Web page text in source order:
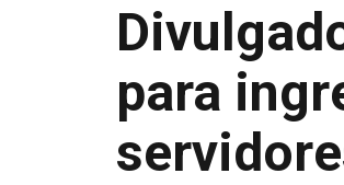
para